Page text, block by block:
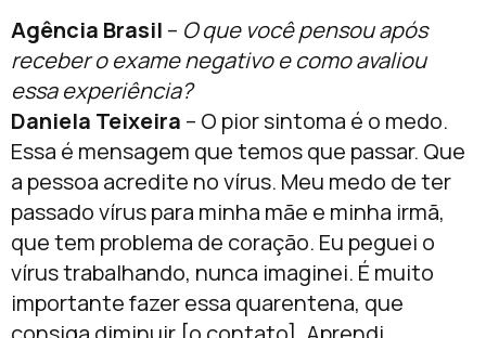
Agência Brasil – O que você pensou após
receber o exame negativo e como avaliou
essa experiência?
Daniela Teixeira – O pior sintoma é o medo.
Essa é mensagem que temos que passar. Que
a pessoa acredite no vírus. Meu medo de ter
passado vírus para minha mãe e minha irmã,
que tem problema de coração. Eu peguei o
vírus trabalhando, nunca imaginei. É muito
importante fazer essa quarentena, que